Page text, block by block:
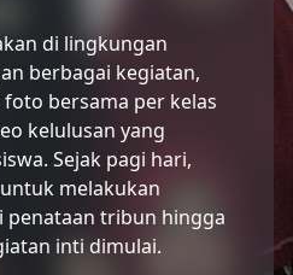
di lingkungan
berbagai kegiatan,
bersama per kelas
kelulusan yang
Sejak pagi hari,
melakukan
penataan tribun hingga
inti dimulai.